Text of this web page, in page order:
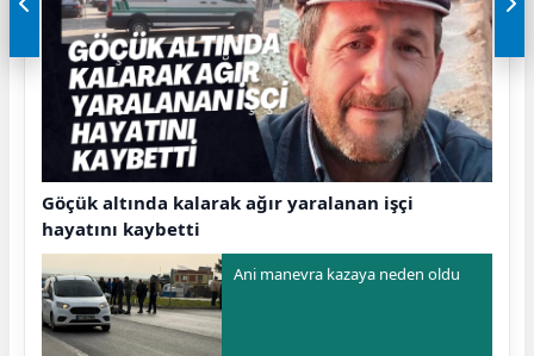
Göçük altında kalarak ağır yaralanan işçi
hayatını kaybetti
Ani manevra kazaya neden oldu